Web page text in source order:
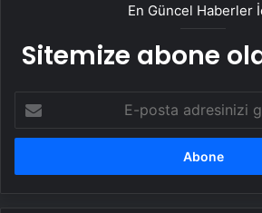
En Güncel Haberler
Sitemize abone
posta
adresinizi